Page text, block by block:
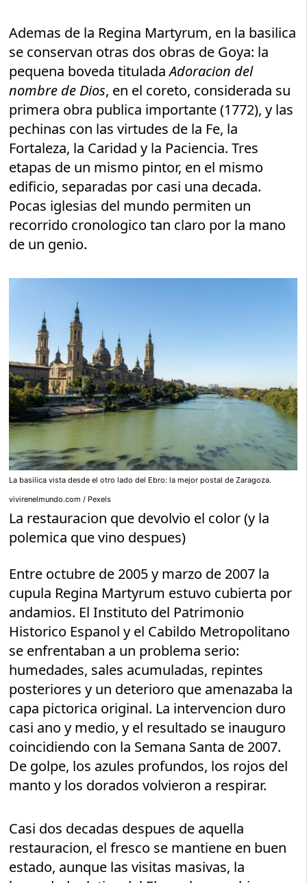
Ademas de la Regina Martyrum, en la basilica
se conservan otras dos obras de Goya: la
pequena boveda tituladaAdoracion del
nombre de Dios, en el coreto, considerada su
primera obra publica importante (1772), y las
pechinas con las virtudes de la Fe, la
Fortaleza, la Caridad y la Paciencia. Tres
etapas de un mismo pintor, en el mismo
edificio, separadas por casi una decada.
Pocas iglesias del mundo permiten un
recorrido cronologico tan claro por la mano
de un genio.
La basilica vista desde el otro lado del Ebro: la mejor postal de Zaragoza.
vivirenelmundo.com / Pexels
La restauracion que devolvio el color (y la
polemica que vino despues)
Entre octubre de 2005 y marzo de 2007 la
cupula Regina Martyrum estuvo cubierta por
andamios. El Instituto del Patrimonio
Historico Espanol y el Cabildo Metropolitano
se enfrentaban a un problema serio:
humedades, sales acumuladas, repintes
posteriores y un deterioro que amenazaba la
capa pictorica original. La intervencion duro
casi ano y medio, y el resultado se inauguro
coincidiendo con la Semana Santa de 2007.
De golpe, los azules profundos, los rojos del
manto y los dorados volvieron a respirar.
Casi dos decadas despues de aquella
restauracion, el fresco se mantiene en buen
estado, aunque las visitas masivas, la